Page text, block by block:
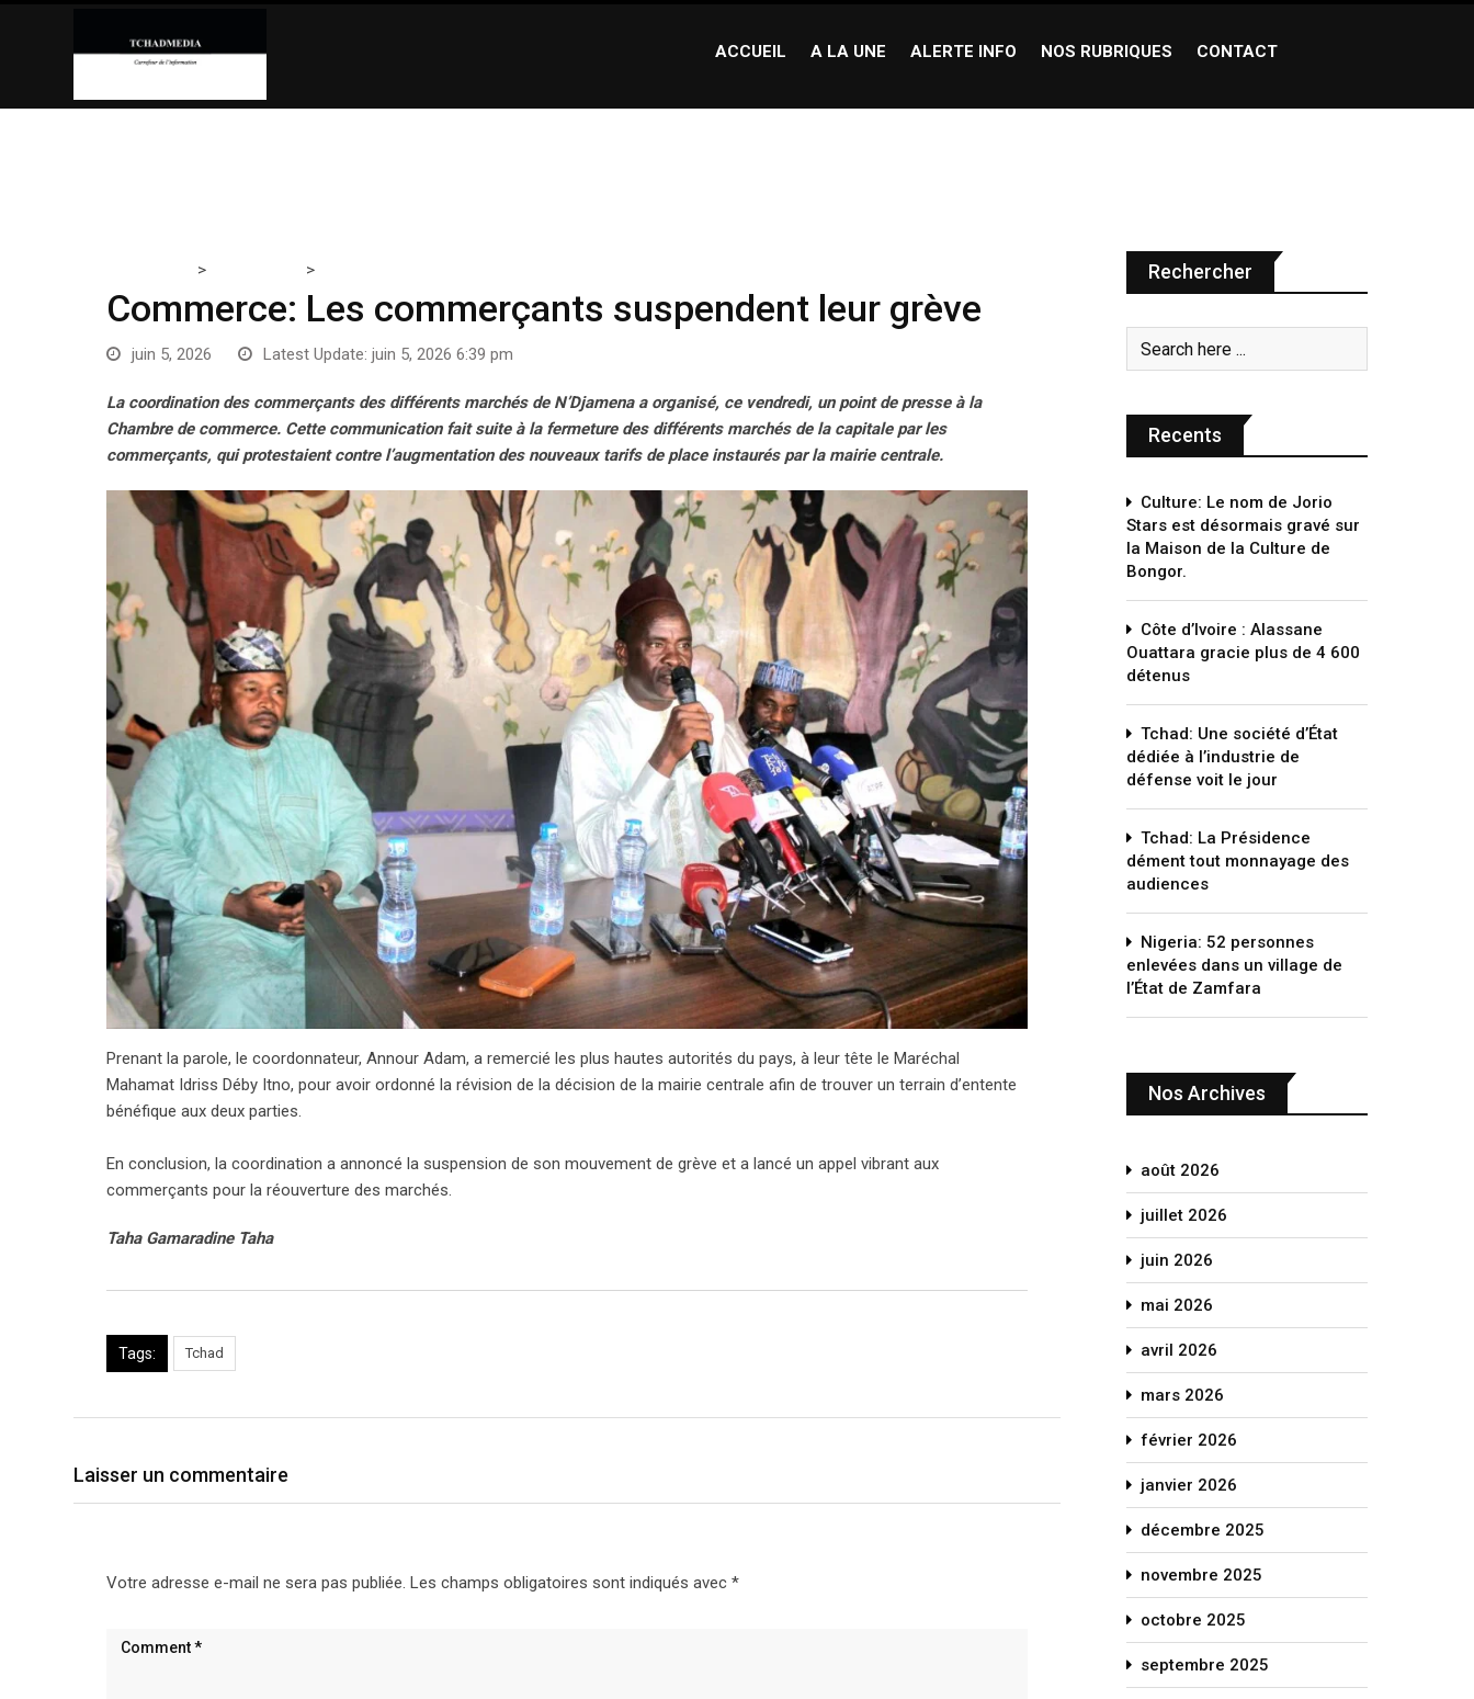
ACCUEIL A LA UNE ALERTE INFO NOS RUBRIQUES CONTACT
> >
Commerce: Les commerçants suspendent leur grève
juin 5, 2026 Latest Update: juin 5, 2026 6:39 pm
La coordination des commerçants des différents marchés de N’Djamena a organisé, ce vendredi, un point de presse à la
Chambre de commerce. Cette communication fait suite à la fermeture des différents marchés de la capitale par les
commerçants, qui protestaient contre l’augmentation des nouveaux tarifs de place instaurés par la mairie centrale.
Prenant la parole, le coordonnateur, Annour Adam, a remercié les plus hautes autorités du pays, à leur tête le Maréchal
Mahamat Idriss Déby Itno, pour avoir ordonné la révision de la décision de la mairie centrale afin de trouver un terrain d’entente
bénéfique aux deux parties.
En conclusion, la coordination a annoncé la suspension de son mouvement de grève et a lancé un appel vibrant aux
commerçants pour la réouverture des marchés.
Taha Gamaradine Taha
Tags: Tchad
Laisser un commentaire
Votre adresse e-mail ne sera pas publiée. Les champs obligatoires sont indiqués avec *
Rechercher
Recents
Culture: Le nom de Jorio
Stars est désormais gravé sur
la Maison de la Culture de
Bongor.
Côte d’Ivoire : Alassane
Ouattara gracie plus de 4 600
détenus
Tchad: Une société d’État
dédiée à l’industrie de
défense voit le jour
Tchad: La Présidence
dément tout monnayage des
audiences
Nigeria: 52 personnes
enlevées dans un village de
l’État de Zamfara
Nos Archives
août 2026
juillet 2026
juin 2026
mai 2026
avril 2026
mars 2026
février 2026
janvier 2026
décembre 2025
novembre 2025
octobre 2025
septembre 2025